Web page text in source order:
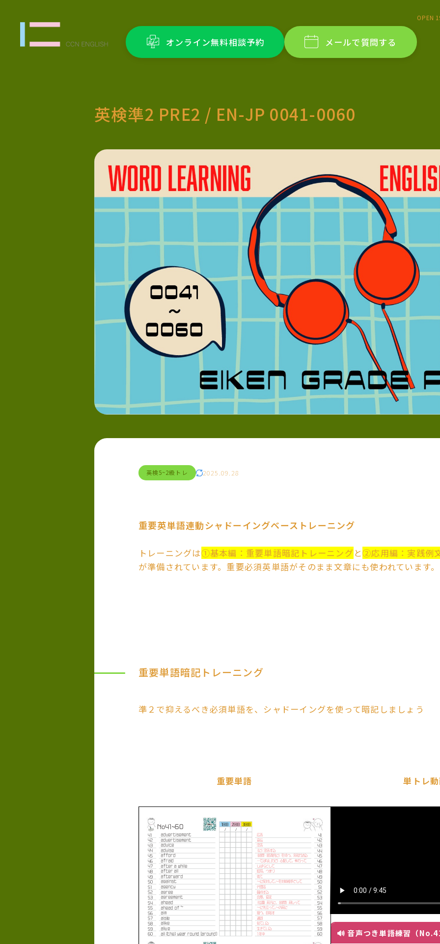
OPEN
オンライン無料相談予約 メールで質問する
英検準2 PRE2 / EN-JP 0041-0060
2025.09.28
英検5~2級トレ
重要英単語連動シャドーイングベーストレーニング
トレーニングは①基本編：重要単語暗記トレーニング と②応用編：実践例
が準備されています。重要必須英単語がそのまま文章にも使われています。
重要単語暗記トレーニング
準２で抑えるべき必須単語を、シャドーイングを使って暗記しましょう
重要単語 単トレ
🔊 音声つき単語練習（